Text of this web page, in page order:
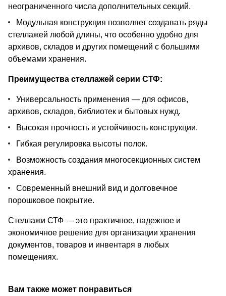
неограниченного числа дополнительных секций.
Модульная конструкция позволяет создавать ряды
стеллажей любой длины, что особенно удобно для
архивов, складов и других помещений с большими
объемами хранения.
Преимущества стеллажей серии СТФ:
Универсальность применения — для офисов,
архивов, складов, библиотек и бытовых нужд.
Высокая прочность и устойчивость конструкции.
Гибкая регулировка высоты полок.
Возможность создания многосекционных систем
хранения.
Современный внешний вид и долговечное
порошковое покрытие.
Стеллажи СТФ — это практичное, надежное и
экономичное решение для организации хранения
документов, товаров и инвентаря в любых
помещениях.
Вам также может понравиться